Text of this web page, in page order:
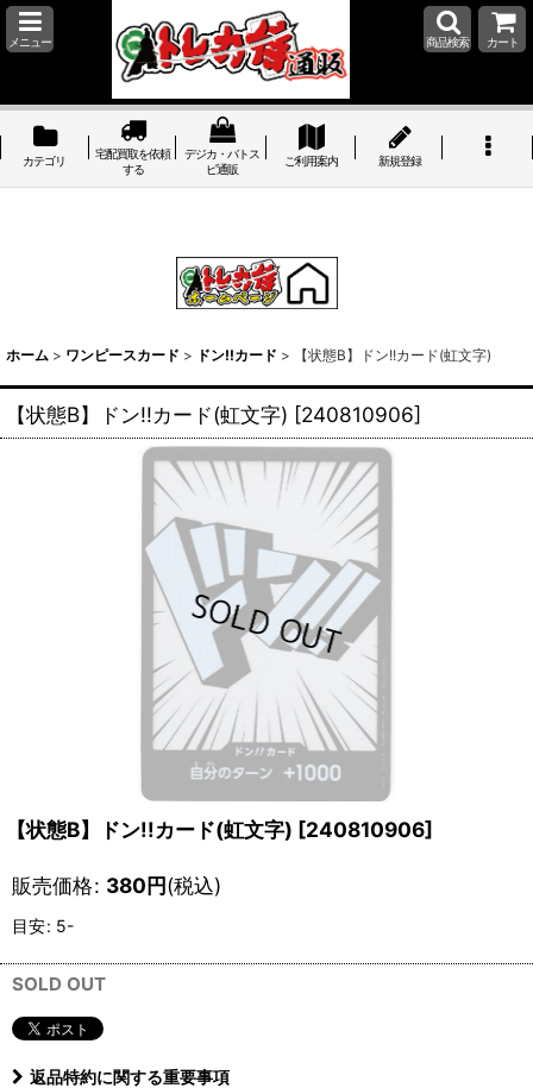
メニュー 商品検索 カート
カテゴリ
宅配買取を依頼
する
デジカ・バトス
ピ通販
ご利用案内 新規登録
ホーム > ワンピースカード > ドン!!カード > 【状態B】ドン!!カード(虹文字)
【状態B】ドン!!カード(虹文字) [240810906]
【状態B】ドン!!カード(虹文字) [240810906]
販売価格: 380円(税込)
目安: 5-
SOLD OUT
返品特約に関する重要事項